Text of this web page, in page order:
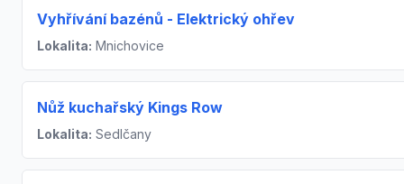
Vyhřívání bazénů - Elektrický ohřev
Lokalita: Mnichovice
Nůž kuchařský Kings Row
Lokalita: Sedlčany